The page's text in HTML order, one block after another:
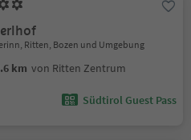
Ritten, Bozen und Umgebung
km von Ritten Zentrum
Südtirol Guest Pass